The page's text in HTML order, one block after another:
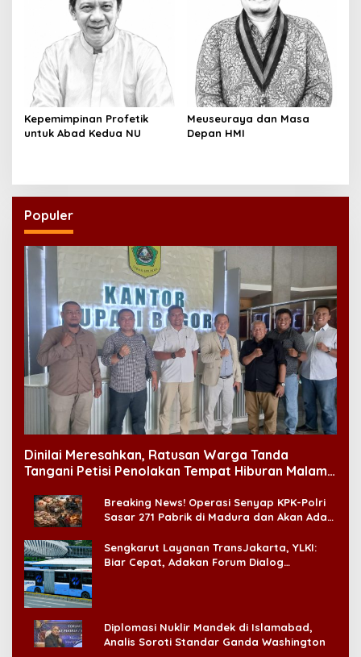
Kepemimpinan Profetik
untuk Abad Kedua NU
Meuseuraya dan Masa
Depan HMI
Populer
Dinilai Meresahkan, Ratusan Warga Tanda
Tangani Petisi Penolakan Tempat Hiburan Malam
Breaking News! Operasi Senyap KPK-Polri
Sasar 271 Pabrik di Madura dan Akan Ada
Sengkarut Layanan TransJakarta, YLKI:
Biar Cepat, Adakan Forum Dialog
Diplomasi Nuklir Mandek di Islamabad,
Analis Soroti Standar Ganda Washington